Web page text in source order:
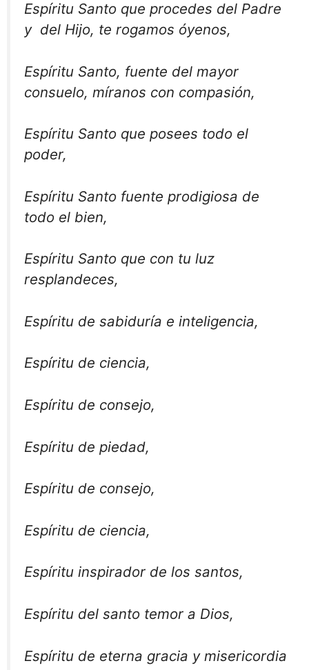
Espíritu Santo que procedes del Padre
y del Hijo, te rogamos óyenos,
Espíritu Santo, fuente del mayor
consuelo, míranos con compasión,
Espíritu Santo que posees todo el
poder,
Espíritu Santo fuente prodigiosa de
todo el bien,
Espíritu Santo que con tu luz
resplandeces,
Espíritu de sabiduría e inteligencia,
Espíritu de ciencia,
Espíritu de consejo,
Espíritu de piedad,
Espíritu de consejo,
Espíritu de ciencia,
Espíritu inspirador de los santos,
Espíritu del santo temor a Dios,
Espíritu de eterna gracia y misericordia